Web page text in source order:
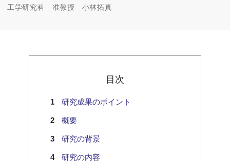
工学研究科
准教授 小林拓真
目次
研究成果のポイント
概要
研究の背景
研究の内容